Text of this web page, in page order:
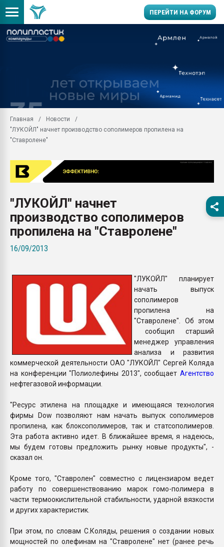
ПЕРЕЙТИ НА ФОРУМ
29.07.2026 ФРП помог
заводу пластмасс"
первый план в
28.07.2026
ситуацией на
Всё, что касается
Главная
Новости
"ЛУКОЙЛ" начнет производство сополимеров пропилена на
"Ставролене"
"ЛУКОЙЛ" начнет
производство сополимеров
пропилена на "Ставролене"
16/09/2013
"ЛУКОЙЛ" планирует
начать выпуск
сополимеров
пропилена на
"Ставролене". Об этом
сообщил старший
менеджер управления
анализа и развития
коммерческой деятельности ОАО "ЛУКОЙЛ" Сергей Коляда
на конференции "Полиолефины 2013", сообщает Агентство
нефтегазовой информации.
"Ресурс этилена на площадке и имеющаяся технология
фирмы Dow позволяют нам начать выпуск сополимеров
пропилена, как блоксополимеров, так и статсополимеров.
Эта работа активно идет. В ближайшее время, я надеюсь,
мы будем готовы предложить рынку новые продукты", -
сказал он.
Кроме того, "Cтавролен" совместно с лицензиаром ведет
работу по совершенствованию марок гомо-полимера в
части термоокислительной стабильности, ударной вязкости
и других характеристик.
При этом, по словам С.Коляды, решения о создании новых
мощностей по олефинам на "Ставролене" нет (ранее речь